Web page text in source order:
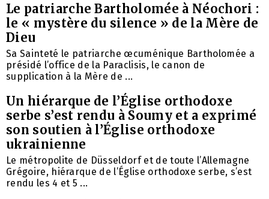
Le patriarche Bartholomée à Néochori :
le « mystère du silence » de la Mère de
Dieu
Sa Sainteté le patriarche œcuménique Bartholomée a
présidé l’office de la Paraclisis, le canon de
supplication à la Mère de ...
Un hiérarque de l’Église orthodoxe
serbe s’est rendu à Soumy et a exprimé
son soutien à l’Église orthodoxe
ukrainienne
Le métropolite de Düsseldorf et de toute l’Allemagne
Grégoire, hiérarque de l’Église orthodoxe serbe, s’est
rendu les 4 et 5 ...